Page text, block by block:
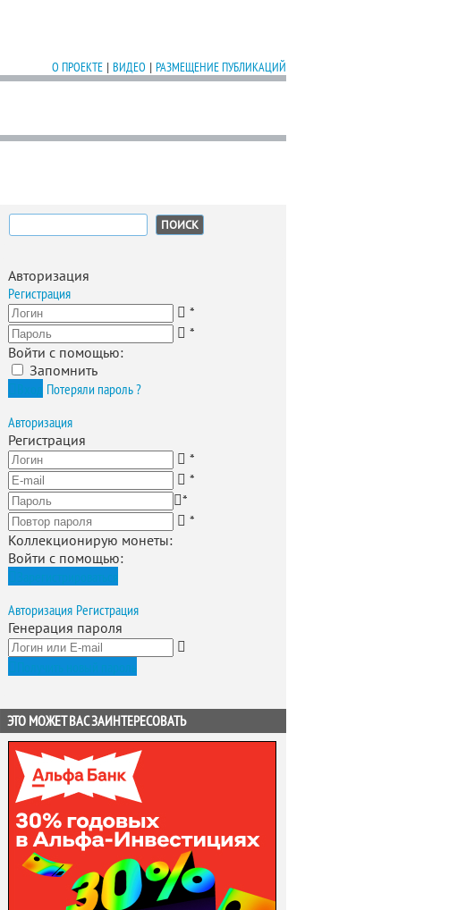
О ПРОЕКТЕ | ВИДЕО | РАЗМЕЩЕНИЕ ПУБЛИКАЦИЙ
Найти:
Авторизация
Регистрация
*
*
Войти с помощью:
Запомнить
Потеряли пароль ?
Авторизация
Регистрация
*
*
*
*
Коллекционирую монеты:
Войти с помощью:
Авторизация Регистрация
Генерация пароля
ЭТО МОЖЕТ ВАС ЗАИНТЕРЕСОВАТЬ